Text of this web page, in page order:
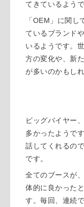
てきているようで
「 OEM 」に関し
ているブランド
いるようです。
方の変化や、新
が多いのかもしれ
ビッグバイヤー
多かったようで
話してくれるの
です。
全てのブースが
体的に良かった
す。毎回、連続